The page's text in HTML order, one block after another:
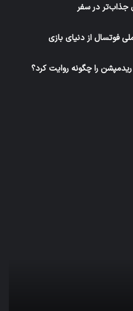
فوتسال از دنیای بازی
را چگونه روایت کرد؟